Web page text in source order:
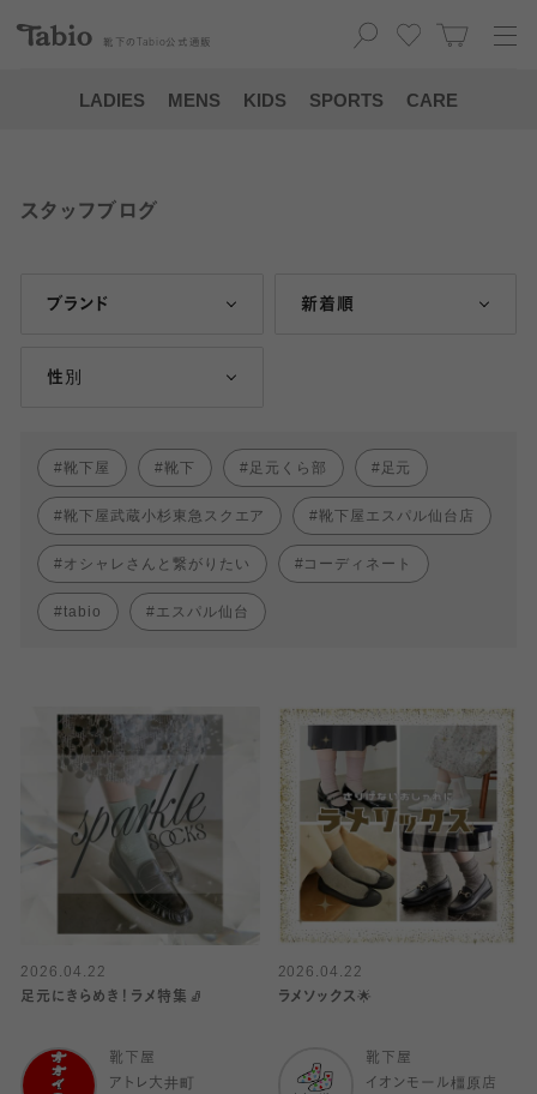
靴下の Tabio 公式通販
LADIES MENS KIDS SPORTS CARE
スタッフブログ
ブランド 新着順
性別
靴下屋 靴下 足元くら部 足元
靴下屋武蔵小杉東急スクエア 靴下屋エスパル仙台店
オシャレさんと繋がりたい コーディネート
tabio エスパル仙台
2026.04.22
足元にきらめき！ラメ特集🧦
靴下屋
アトレ大井町
2026.04.22
ラメソックス🌟
靴下屋
イオンモール橿原店